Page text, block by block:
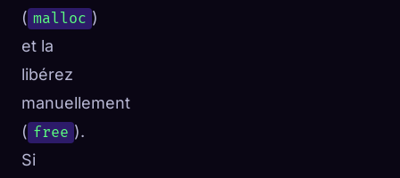
( malloc )
et la
libérez
manuellement
( free ).
Si